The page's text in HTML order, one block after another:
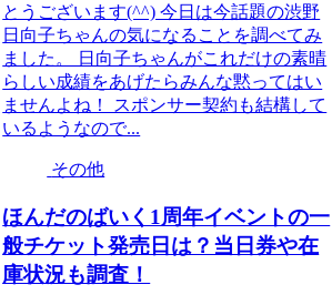
とうございます(^^) 今日は今話題の渋野
日向子ちゃんの気になることを調べてみ
ました。 日向子ちゃんがこれだけの素晴
らしい成績をあげたらみんな黙ってはい
ませんよね！ スポンサー契約も結構して
いるようなので...
その他
ほんだのばいく1周年イベントの一
般チケット発売日は？当日券や在
庫状況も調査！